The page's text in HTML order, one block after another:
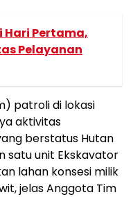
Hari Pertama,
Pelayanan
patroli di lokasi
aktivitas
berstatus Hutan
satu unit Ekskavator
lahan konsesi milik
jelas Anggota Tim